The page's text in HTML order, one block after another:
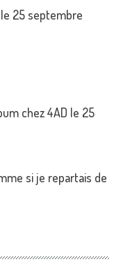
25 septembre
chez 4AD le 25
si je repartais de